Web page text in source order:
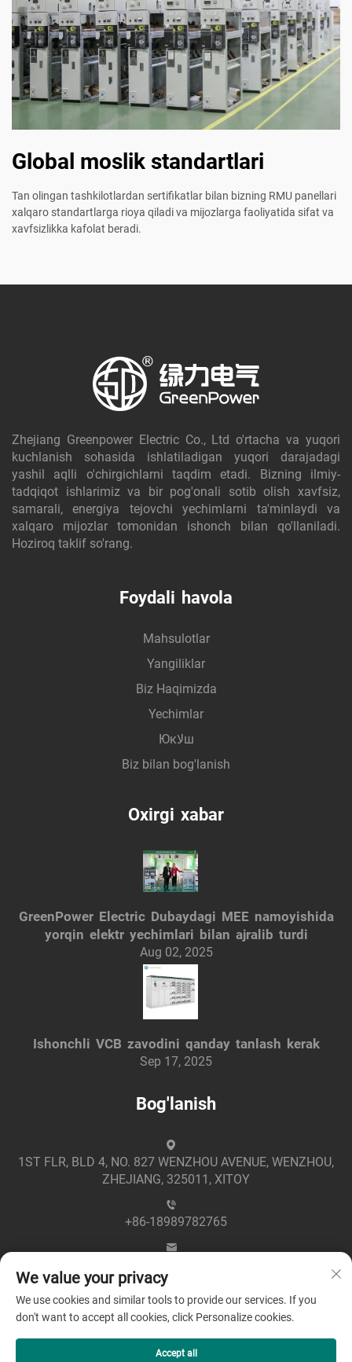
Global moslik standartlari
Tan olingan tashkilotlardan sertifikatlar bilan bizning RMU panellari
xalqaro standartlarga rioya qiladi va mijozlarga faoliyatida sifat va
xavfsizlikka kafolat beradi.
Zhejiang Greenpower Electric Co., Ltd o'rtacha va yuqori
kuchlanish sohasida ishlatiladigan yuqori darajadagi
yashil aqlli o'chirgichlarni taqdim etadi. Bizning ilmiy-
tadqiqot ishlarimiz va bir pog'onali sotib olish xavfsiz,
samarali, energiya tejovchi yechimlarni ta'minlaydi va
xalqaro mijozlar tomonidan ishonch bilan qo'llaniladi.
Hoziroq taklif so'rang.
Foydali havola
Mahsulotlar
Yangiliklar
Biz Haqimizda
Yechimlar
Юкلاш
Biz bilan bog'lanish
Oxirgi xabar
GreenPower Electric Dubaydagi MEE namoyishida
yorqin elektr yechimlari bilan ajralib turdi
Aug 02, 2025
Ishonchli VCB zavodini qanday tanlash kerak
Sep 17, 2025
Bog'lanish
1ST FLR, BLD 4, NO. 827 WENZHOU AVENUE, WENZHOU,
ZHEJIANG, 325011, XITOY
+86-18989782765
We value your privacy
We use cookies and similar tools to provide our services. If you
don't want to accept all cookies, click Personalize cookies.
Accept all